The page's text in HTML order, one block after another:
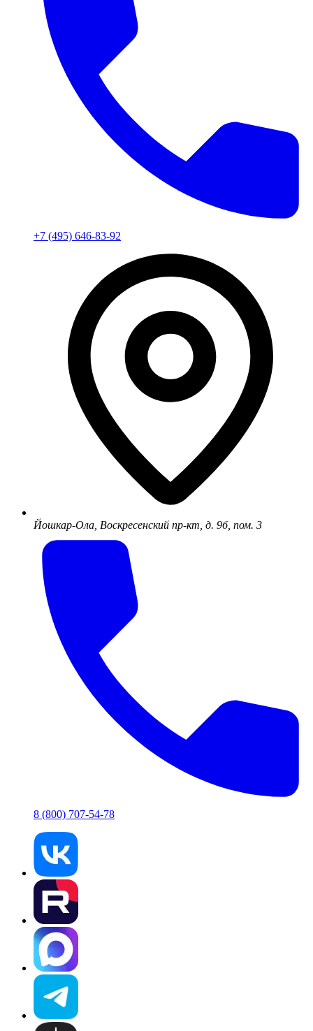
+7 (495) 646-83-92
Йошкар-Ола, Воскресенский пр-кт, д. 9б, пом. 3
8 (800) 707-54-78